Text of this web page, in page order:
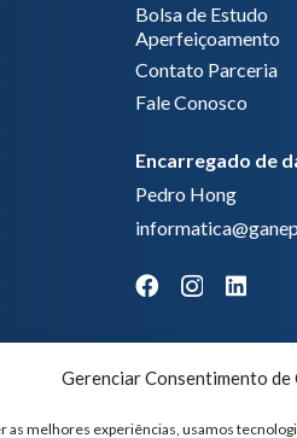
Gerenciar Consentimento de
as melhores experiências, usamos
Bolsa de Estudo
Aperfeiçoamento
Contato Parceria
Fale Conosco
Encarregado de
Pedro Hong